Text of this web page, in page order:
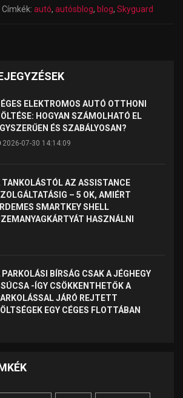
Címkék: autó, autósblog, blog, Skyguard
ELEKTROMOS AUTÓ OTTHONI
HOGYAN SZÁMOLHATÓ EL
ÉS SZABÁLYOSAN?
2026-07-30 14:14:09
TANKOLÁSTÓL AZ ASSISTANCE
– 5 OK, AMIÉRT
SMARTKEY SHELL
HASZNÁLNI
PARKOLÁSI BÍRSÁG CSAK A JÉGHEGY
-ÍGY CSÖKKENTHETŐK A
JÁRÓ REJTETT
EGY CÉGES FLOTTÁBAN